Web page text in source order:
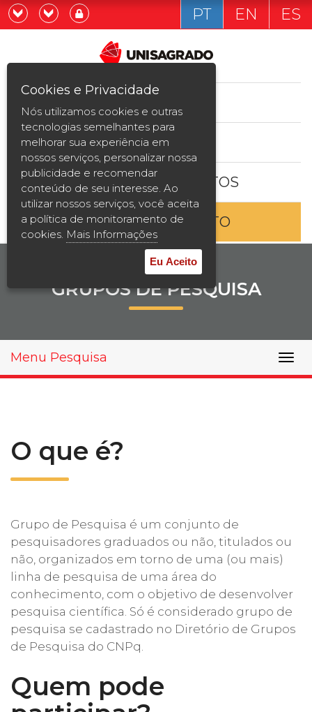
Graduação
Pós-graduação e MBA
Curta Duração
Vestibular
2ª Graduação
Transferência
Reingresso
Desconto de pontualidade
UATI
Já sou estudande
Quero ser estudante
PT EN ES
ESTUDE AQUI
BOLSAS E DESCONTOS
ENTRE EM CONTATO
GRUPOS DE PESQUISA
Menu Pesquisa
O que é?
Grupo de Pesquisa é um conjunto de
pesquisadores graduados ou não, titulados ou
não, organizados em torno de uma (ou mais)
linha de pesquisa de uma área do
conhecimento, com o objetivo de desenvolver
pesquisa científica. Só é considerado grupo de
pesquisa se cadastrado no Diretório de Grupos
de Pesquisa do CNPq.
Quem pode
Cookies e Privacidade
Nós utilizamos cookies e outras
tecnologias semelhantes para
melhorar sua experiência em
nossos serviços, personalizar nossa
publicidade e recomendar
conteúdo de seu interesse. Ao
utilizar nossos serviços, você aceita
a política de monitoramento de
cookies. Mais Informações
Eu Aceito